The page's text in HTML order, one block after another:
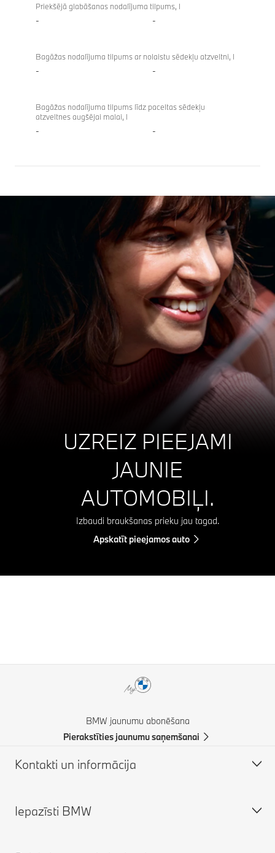
Priekšējā glabāšanas nodalījuma tilpums, l
- -
Bagāžas nodalījuma tilpums ar nolaistu sēdekļu atzveltni, l
- -
Bagāžas nodalījuma tilpums līdz paceltas sēdekļu
atzveltnes augšējai malai, l
- -
UZREIZ PIEEJAMI
JAUNIE
AUTOMOBIĻI.
Izbaudi braukšanas prieku jau tagad.
Apskatīt pieejamos auto
BMW jaunumu abonēšana
Pierakstīties jaunumu saņemšanai
Kontakti un informācija
Klientu atbalsts
Iepazīsti BMW